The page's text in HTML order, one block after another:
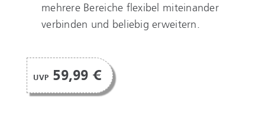
mehrere Bereiche flexibel miteinander
verbinden und beliebig erweitern.
UVP 59,99 €